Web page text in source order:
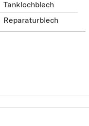
Tanklochblech
Reparaturblech